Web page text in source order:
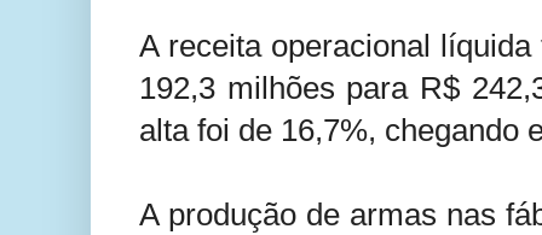
A receita operacional
192,3 milhões para R$
alta foi de 16,7%, chegando
A produção de armas nas